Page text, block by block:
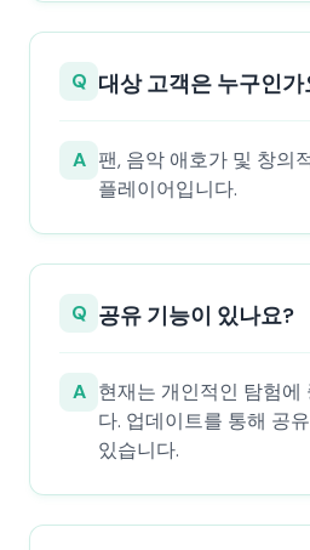
Q 대상 고객은 누구인가
A 팬, 음악 애호가 및 창의
플레이어입니다.
Q 공유 기능이 있나요?
A 현재는 개인적인 탐험에
다. 업데이트를 통해 공
있습니다.